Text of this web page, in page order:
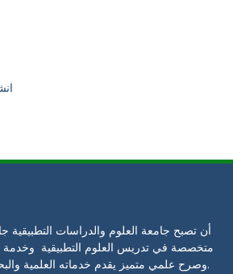
أن تصبح جامعة العلوم والدراسات التطبيقية
متخصصة في تدريس العلوم التطبيقية وخدمة
وصرح علمي متميز يقدم خدماته العلمية والبحثية داخل وخارج السودان.